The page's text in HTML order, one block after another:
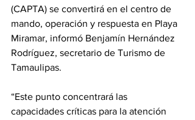
(CAPTA) se convertirá en el centro de
mando, operación y respuesta en Playa
Miramar, informó Benjamín Hernández
Rodríguez, secretario de Turismo de
Tamaulipas.
“Este punto concentrará las
capacidades críticas para la atención